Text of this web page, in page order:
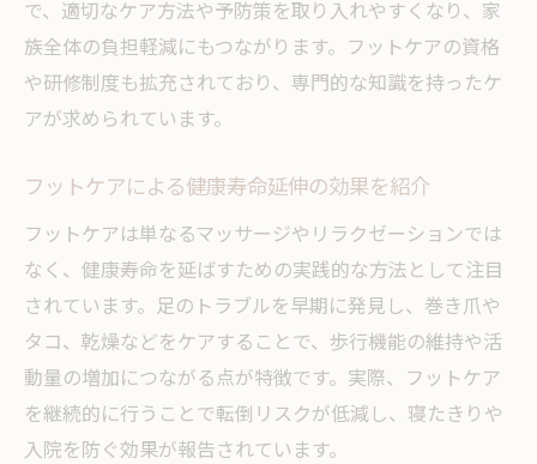
で、適切なケア方法や予防策を取り入れやすくなり、家
族全体の負担軽減にもつながります。フットケアの資格
や研修制度も拡充されており、専門的な知識を持ったケ
アが求められています。
フットケアによる健康寿命延伸の効果を紹介
フットケアは単なるマッサージやリラクゼーションでは
なく、健康寿命を延ばすための実践的な方法として注目
されています。足のトラブルを早期に発見し、巻き爪や
タコ、乾燥などをケアすることで、歩行機能の維持や活
動量の増加につながる点が特徴です。実際、フットケア
を継続的に行うことで転倒リスクが低減し、寝たきりや
入院を防ぐ効果が報告されています。